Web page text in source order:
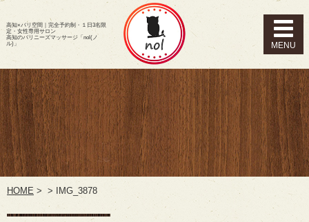
高知×バリ空間｜完全予約制・１日3名限
定・女性専用サロン
高知のバリニーズマッサージ「nol(ノ
ル)」
HOME > > IMG_3878